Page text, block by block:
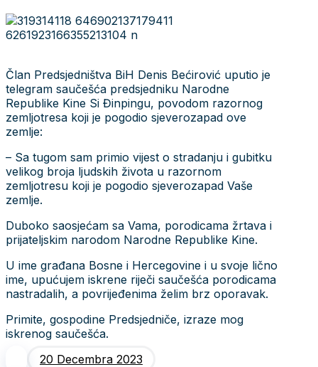
Član Predsjedništva BiH Denis Bećirović uputio je
telegram saučešća predsjedniku Narodne
Republike Kine Si Đinpingu, povodom razornog
zemljotresa koji je pogodio sjeverozapad ove
zemlje:
– Sa tugom sam primio vijest o stradanju i gubitku
velikog broja ljudskih života u razornom
zemljotresu koji je pogodio sjeverozapad Vaše
zemlje.
Duboko saosjećam sa Vama, porodicama žrtava i
prijateljskim narodom Narodne Republike Kine.
U ime građana Bosne i Hercegovine i u svoje lično
ime, upućujem iskrene riječi saučešća porodicama
nastradalih, a povrijeđenima želim brz oporavak.
Primite, gospodine Predsjedniče, izraze mog
iskrenog saučešća.
20 Decembra 2023